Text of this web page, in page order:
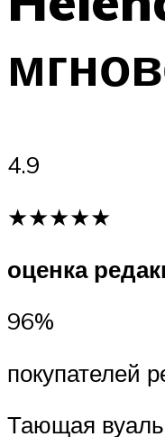
4.9
★★★★★
оценка
96%
покупателей
Тающая вуаль